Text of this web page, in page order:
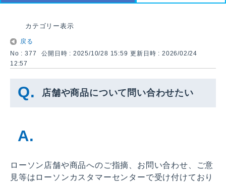
カテゴリー表示
戻る
No : 377
公開日時 : 2025/10/28 15:59 更新日時 : 2026/02/24
12:57
店舗や商品について問い合わせたい
ローソン店舗や商品へのご指摘、お問い合わせ、ご意
見等はローソンカスタマーセンターで受け付けており